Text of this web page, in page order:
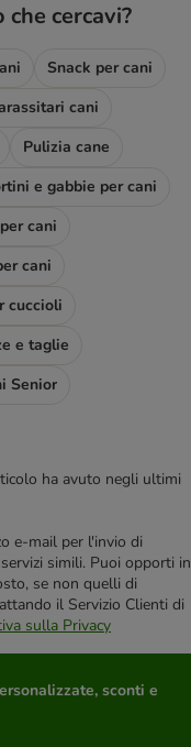
cercavi?
Snack per cani
cani
Pulizia cane
e gabbie per cani
cani
cani
cuccioli
e taglie
Senior
ha avuto negli ultimi
e-mail per l'invio di
simili. Puoi opporti in
se non quelli di
il Servizio Clienti di
sulla Privacy
sconti e